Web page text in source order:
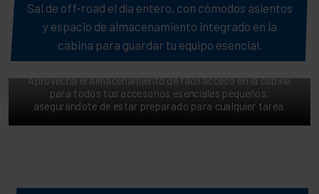
Sal de off-road el día entero, con cómodos asientos
y espacio de almacenamiento integrado en la
cabina para guardar tu equipo esencial.
CARGA CON TODO
Aprovecha el almacenamiento de fácil acceso en la cabina
para todos tus accesorios esenciales pequeños,
asegurándote de estar preparado para cualquier tarea.